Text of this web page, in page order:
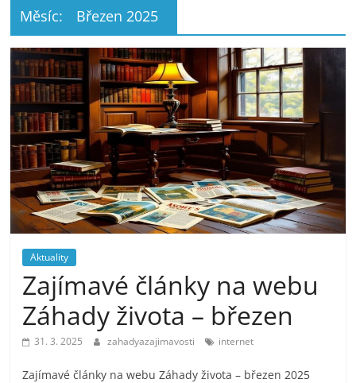
Měsíc: Březen 2025
Aktuality
Zajímavé články na webu
Záhady života – březen
31. 3. 2025 zahadyazajimavosti internet
Zajímavé články na webu Záhady života – březen 2025